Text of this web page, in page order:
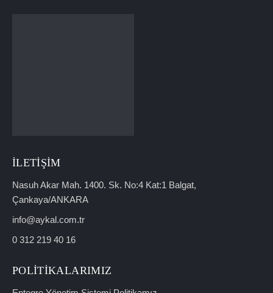
İLETIŞIM
Nasuh Akar Mah. 1400. Sk. No:4 Kat:1 Balgat,
Çankaya/ANKARA
info@aykal.com.tr
0 312 219 40 16
POLITIKALARIMIZ